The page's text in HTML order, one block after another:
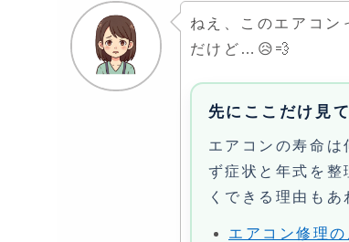
ねえ、このエアコン
だけど…😥💨
先にここだけ見
エアコンの寿命は
ず症状と年式を整
くできる理由もあ
エアコン修理